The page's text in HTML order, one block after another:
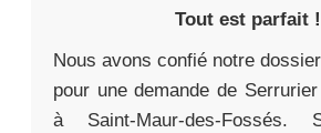
Tout est parfait !
Nous avons confié notre
pour une demande de
à Saint-Maur-des-